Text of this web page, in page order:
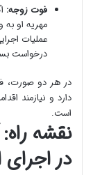
فوت زوجه:
مهریه او
عملیات
درخواست
در هر دو صورت،
دارد و نیازمند
است.
نقشه
در اجرای